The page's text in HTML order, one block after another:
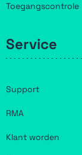
Toegangscontrole
Service
Support
RMA
Klant worden